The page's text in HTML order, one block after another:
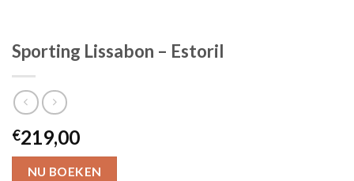
Sporting Lissabon – Estoril
€219,00
NU BOEKEN